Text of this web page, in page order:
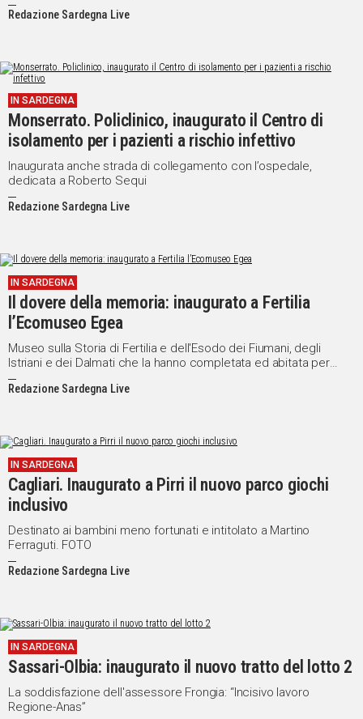
SPORT
STORIE
VIDEO
UNISCITI
WHATSAPP
Social
Redazione Sardegna Live
IN SARDEGNA
Monserrato. Policlinico, inaugurato il Centro di
isolamento per i pazienti a rischio infettivo
Inaugurata anche strada di collegamento con l’ospedale,
dedicata a Roberto Sequi
Redazione Sardegna Live
IN SARDEGNA
Il dovere della memoria: inaugurato a Fertilia
l’Ecomuseo Egea
Museo sulla Storia di Fertilia e dell'Esodo dei Fiumani, degli
Istriani e dei Dalmati che la hanno completata ed abitata per
decenni
Redazione Sardegna Live
IN SARDEGNA
Cagliari. Inaugurato a Pirri il nuovo parco giochi
inclusivo
Destinato ai bambini meno fortunati e intitolato a Martino
Ferraguti. FOTO
Redazione Sardegna Live
IN SARDEGNA
Sassari-Olbia: inaugurato il nuovo tratto del lotto 2
La soddisfazione dell'assessore Frongia: “Incisivo lavoro
Regione-Anas”